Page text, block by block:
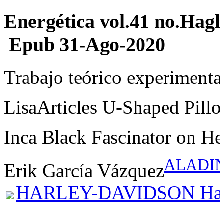
Energética vol.41
Epub 31-Ago-2020
Trabajo teórico
LisaArticles U-Shaped
Inca Black Fascinator on
Erik García Vázquez
HARLEY-DAVIDSON